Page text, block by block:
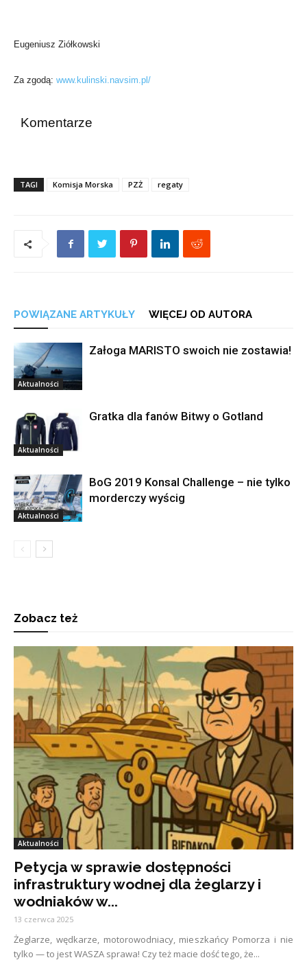
Eugeniusz Ziółkowski
Za zgodą: www.kulinski.navsim.pl/
Komentarze
TAGI Komisja Morska PZŻ regaty
POWIĄZANE ARTYKUŁY WIĘCEJ OD AUTORA
Aktualności
Załoga MARISTO swoich nie zostawia!
Aktualności
Gratka dla fanów Bitwy o Gotland
Aktualności
BoG 2019 Konsal Challenge – nie tylko
morderczy wyścig
Zobacz też
Aktualności
Petycja w sprawie dostępności
infrastruktury wodnej dla żeglarzy i
wodniaków w...
13 czerwca 2025
Żeglarze, wędkarze, motorowodniacy, mieszkańcy Pomorza i nie
tylko — to jest WASZA sprawa! Czy też macie dość tego, że...